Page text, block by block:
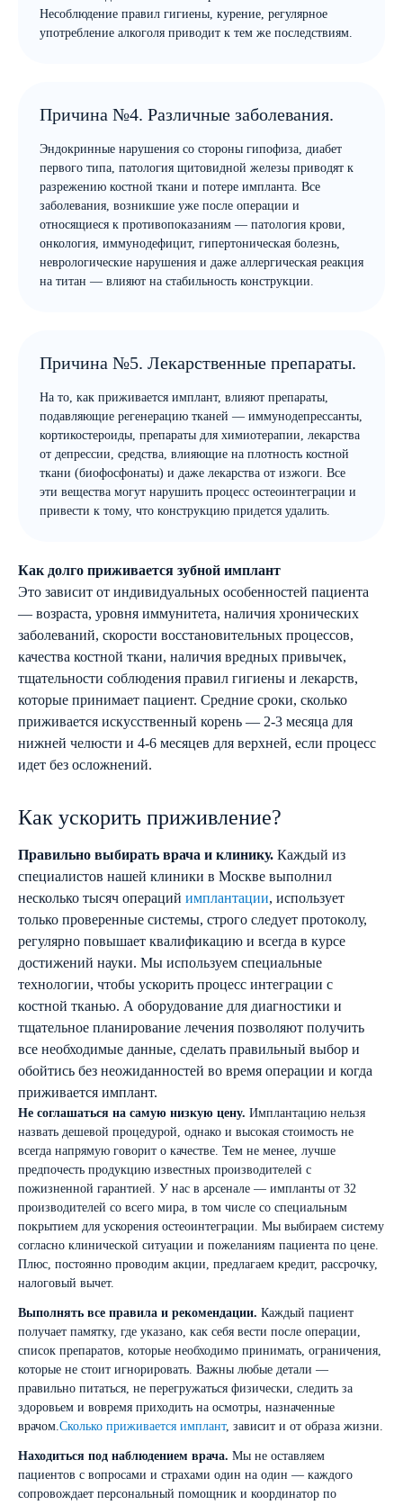
Несоблюдение правил гигиены, курение, регулярное
употребление алкоголя приводит к тем же последствиям.
Причина №4. Различные заболевания.
Эндокринные нарушения со стороны гипофиза, диабет
первого типа, патология щитовидной железы приводят к
разрежению костной ткани и потере импланта. Все
заболевания, возникшие уже после операции и
относящиеся к противопоказаниям — патология крови,
онкология, иммунодефицит, гипертоническая болезнь,
неврологические нарушения и даже аллергическая реакция
на титан — влияют на стабильность конструкции.
Причина №5. Лекарственные препараты.
На то, как приживается имплант, влияют препараты,
подавляющие регенерацию тканей — иммунодепрессанты,
кортикостероиды, препараты для химиотерапии, лекарства
от депрессии, средства, влияющие на плотность костной
ткани (биофосфонаты) и даже лекарства от изжоги. Все
эти вещества могут нарушить процесс остеоинтеграции и
привести к тому, что конструкцию придется удалить.
Как долго приживается зубной имплант
Это зависит от индивидуальных особенностей пациента
— возраста, уровня иммунитета, наличия хронических
заболеваний, скорости восстановительных процессов,
качества костной ткани, наличия вредных привычек,
тщательности соблюдения правил гигиены и лекарств,
которые принимает пациент. Средние сроки, сколько
приживается искусственный корень — 2-3 месяца для
нижней челюсти и 4-6 месяцев для верхней, если процесс
идет без осложнений.
Как ускорить приживление?
Правильно выбирать врача и клинику. Каждый из
специалистов нашей клиники в Москве выполнил
несколько тысяч операций имплантации, использует
только проверенные системы, строго следует протоколу,
регулярно повышает квалификацию и всегда в курсе
достижений науки. Мы используем специальные
технологии, чтобы ускорить процесс интеграции с
костной тканью. А оборудование для диагностики и
тщательное планирование лечения позволяют получить
все необходимые данные, сделать правильный выбор и
обойтись без неожиданностей во время операции и когда
приживается имплант.
Не соглашаться на самую низкую цену. Имплантацию нельзя
назвать дешевой процедурой, однако и высокая стоимость не
всегда напрямую говорит о качестве. Тем не менее, лучше
предпочесть продукцию известных производителей с
пожизненной гарантией. У нас в арсенале — импланты от 32
производителей со всего мира, в том числе со специальным
покрытием для ускорения остеоинтеграции. Мы выбираем систему
согласно клинической ситуации и пожеланиям пациента по цене.
Плюс, постоянно проводим акции, предлагаем кредит, рассрочку,
налоговый вычет.
Выполнять все правила и рекомендации. Каждый пациент
получает памятку, где указано, как себя вести после операции,
список препаратов, которые необходимо принимать, ограничения,
которые не стоит игнорировать. Важны любые детали —
правильно питаться, не перегружаться физически, следить за
здоровьем и вовремя приходить на осмотры, назначенные
врачом.Сколько приживается имплант, зависит и от образа жизни.
Находиться под наблюдением врача. Мы не оставляем
пациентов с вопросами и страхами один на один — каждого
сопровождает персональный помощник и координатор по